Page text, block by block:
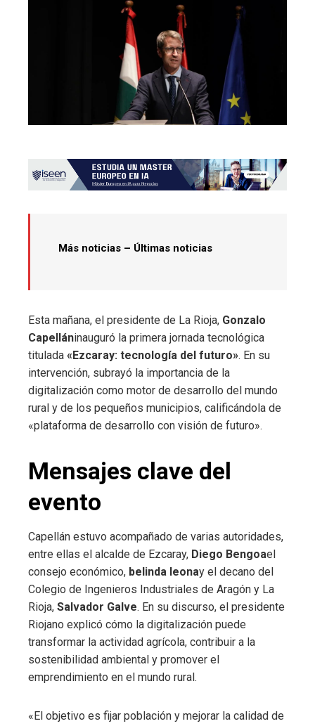
Más noticias – Últimas noticias
Esta mañana, el presidente de La Rioja, Gonzalo
Capelláninauguró la primera jornada tecnológica
titulada «Ezcaray: tecnología del futuro». En su
intervención, subrayó la importancia de la
digitalización como motor de desarrollo del mundo
rural y de los pequeños municipios, calificándola de
«plataforma de desarrollo con visión de futuro».
Mensajes clave del
evento
Capellán estuvo acompañado de varias autoridades,
entre ellas el alcalde de Ezcaray, Diego Bengoael
consejo económico, belinda leonay el decano del
Colegio de Ingenieros Industriales de Aragón y La
Rioja, Salvador Galve. En su discurso, el presidente
Riojano explicó cómo la digitalización puede
transformar la actividad agrícola, contribuir a la
sostenibilidad ambiental y promover el
emprendimiento en el mundo rural.
«El objetivo es fijar población y mejorar la calidad de